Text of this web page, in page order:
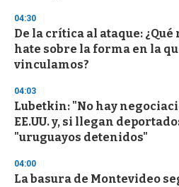
04:30
De la crítica al ataque:
hate sobre la forma en la
vinculamos?
04:03
Lubetkin: "No hay
EE.UU. y, si llegan
"uruguayos detenidos"
04:00
La basura de Montevideo